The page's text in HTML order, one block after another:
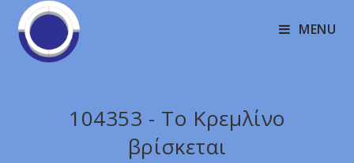
MENU
104353 - Το Κρεμλίνο
βρίσκεται